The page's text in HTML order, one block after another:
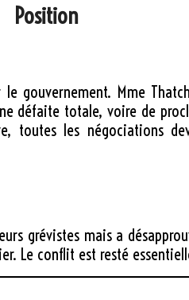
Position
Mme
défaite totale, voire de
toutes les négociations
grévistes mais a
Le conflit est resté